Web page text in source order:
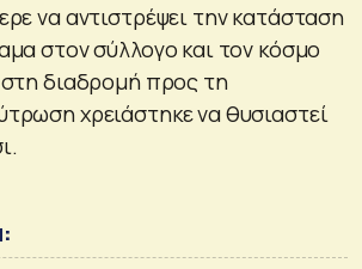
να αντιστρέψει την κατάσταση
στον σύλλογο και τον κόσμο
διαδρομή προς τη
χρειάστηκε να θυσιαστεί